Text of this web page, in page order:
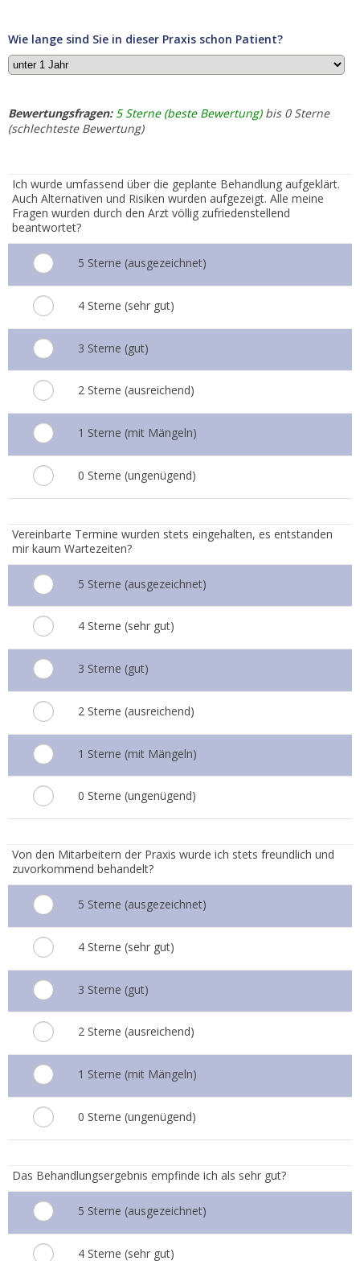
Wie lange sind Sie in dieser Praxis schon Patient?
Bewertungsfragen: 5 Sterne (beste Bewertung)bis 0 Sterne
(schlechteste Bewertung)
Ich wurde umfassend über die geplante Behandlung aufgeklärt.
Auch Alternativen und Risiken wurden aufgezeigt. Alle meine
Fragen wurden durch den Arzt völlig zufriedenstellend
beantwortet?
5 Sterne (ausgezeichnet)
4 Sterne (sehr gut)
3 Sterne (gut)
2 Sterne (ausreichend)
1 Sterne (mit Mängeln)
0 Sterne (ungenügend)
Vereinbarte Termine wurden stets eingehalten, es entstanden
mir kaum Wartezeiten?
5 Sterne (ausgezeichnet)
4 Sterne (sehr gut)
3 Sterne (gut)
2 Sterne (ausreichend)
1 Sterne (mit Mängeln)
0 Sterne (ungenügend)
Von den Mitarbeitern der Praxis wurde ich stets freundlich und
zuvorkommend behandelt?
5 Sterne (ausgezeichnet)
4 Sterne (sehr gut)
3 Sterne (gut)
2 Sterne (ausreichend)
1 Sterne (mit Mängeln)
0 Sterne (ungenügend)
Das Behandlungsergebnis empfinde ich als sehr gut?
5 Sterne (ausgezeichnet)
4 Sterne (sehr gut)